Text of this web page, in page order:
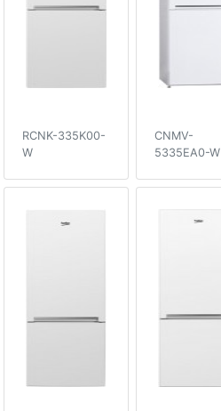
RCNK-335K00-
W
CNMV-
5335EA0-W